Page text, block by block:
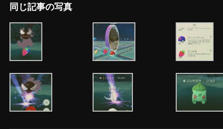
同じ記事の写真